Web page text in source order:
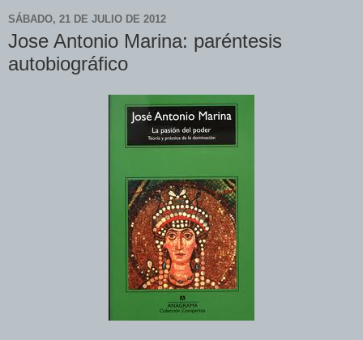
SÁBADO, 21 DE JULIO DE 2012
Jose Antonio Marina: paréntesis
autobiográfico